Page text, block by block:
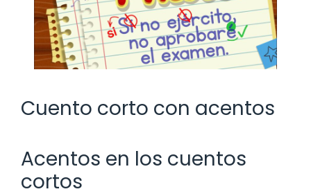
Cuento corto con acentos
Acentos en los cuentos
cortos